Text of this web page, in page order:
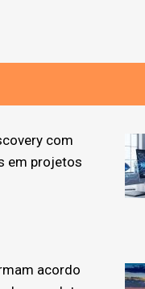
com
em projetos
acordo